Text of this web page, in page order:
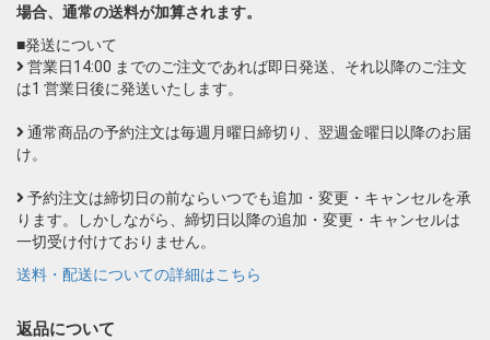
場合、通常の送料が加算されます。
■発送について
営業日14:00 までのご注文であれば即日発送、それ以降のご注文
は1 営業日後に発送いたします。
通常商品の予約注文は毎週月曜日締切り、翌週金曜日以降のお届
け。
予約注文は締切日の前ならいつでも追加・変更・キャンセルを承
ります。しかしながら、締切日以降の追加・変更・キャンセルは
一切受け付けておりません。
送料・配送についての詳細はこちら
返品について